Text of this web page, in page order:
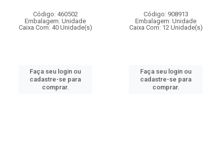
Código: 460502
Embalagem: Unidade
Caixa Com: 40 Unidade(s)
Faça seu login ou
cadastre-se para
comprar.
Código: 908913
Embalagem: Unidade
Caixa Com: 12 Unidade(s)
Faça seu login ou
cadastre-se para
comprar.